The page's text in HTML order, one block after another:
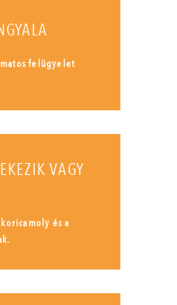
felügyelet
VAGY
és a